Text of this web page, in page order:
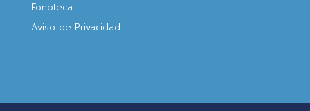
Fonoteca
Aviso de Privacidad